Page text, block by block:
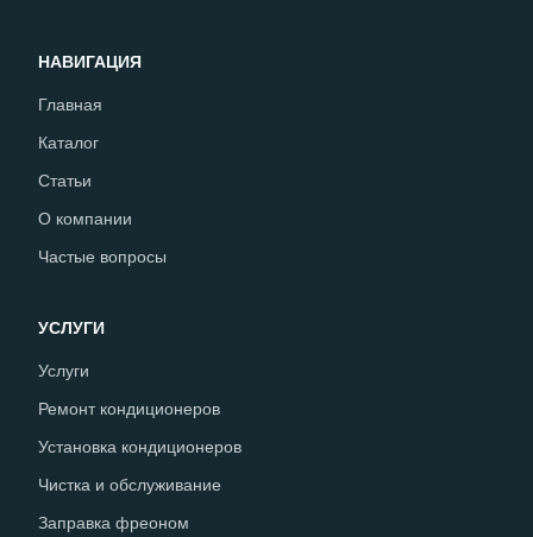
НАВИГАЦИЯ
Главная
Каталог
Статьи
О компании
Частые вопросы
УСЛУГИ
Услуги
Ремонт кондиционеров
Установка кондиционеров
Чистка и обслуживание
Заправка фреоном